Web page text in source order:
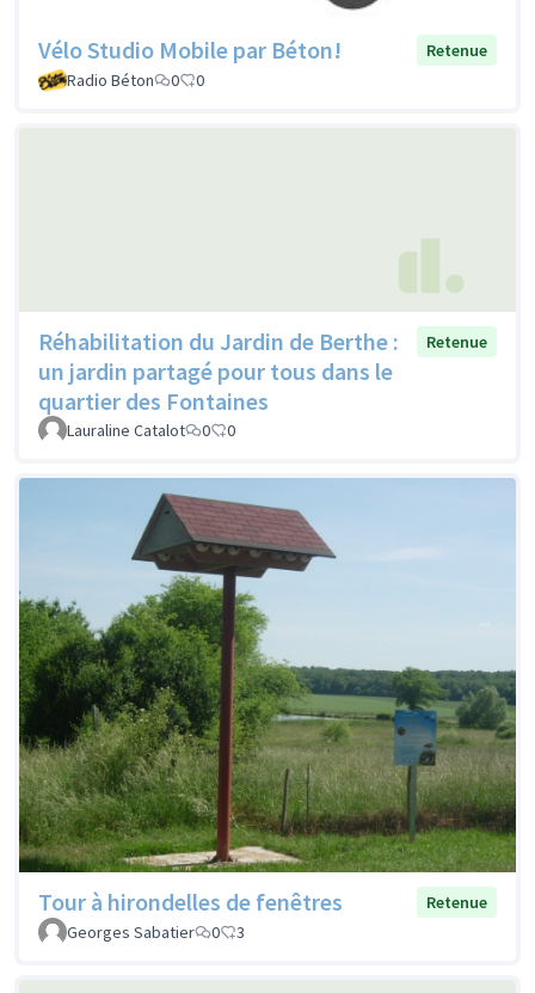
Vélo Studio Mobile par Béton!
Retenue
Radio Béton
0 0
Réhabilitation du Jardin de Berthe :
un jardin partagé pour tous dans le
quartier des Fontaines
Retenue
Lauraline Catalot 0 0
Tour à hirondelles de fenêtres
Retenue
Georges Sabatier
0 3